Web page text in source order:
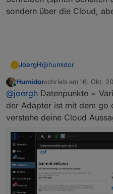
sondern über die Cloud,
J JoergH@humidor
Ich nutze die
Schreiben (sprich
sondern über die
Online
Humidorschrieb am 16. Okt.
zuletzt editiert von
@joergh Datenpunkte =
der Adapter ist mit dem go
verstehe deine Cloud